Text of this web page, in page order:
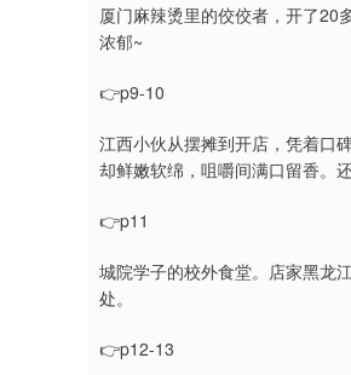
厦门麻辣烫里的佼佼者，开了20
浓郁~
👉p9-10
江西小伙从摆摊到开店，凭着口
却鲜嫩软绵，咀嚼间满口留香。
👉p11
城院学子的校外食堂。店家黑龙
处。
👉p12-13